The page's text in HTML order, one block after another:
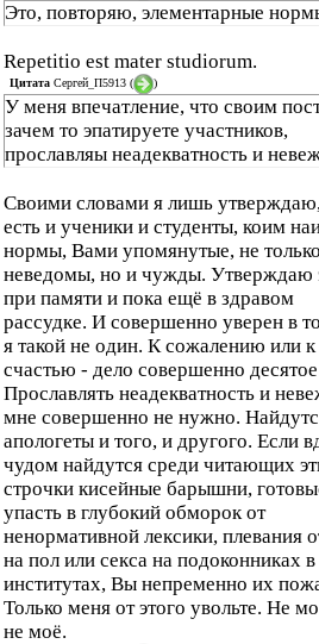
Это, повторяю, элементарные
Repetitio est mater studiorum.
Цитата Сергей_П5913 ( )
У меня впечатление, что своим
зачем то эпатируете участников,
прославляы неадекватность и
Своими словами я лишь
есть и ученики и студенты, коим
нормы, Вами упомянутые, не
неведомы, но и чужды. Утверждаю
при памяти и пока ещё в здравом
рассудке. И совершенно уверен в
я такой не один. К сожалению или к
счастью - дело совершенно
Прославлять неадекватность и
мне совершенно не нужно.
апологеты и того, и другого. Если
чудом найдутся среди читающих
строчки кисейные барышни,
упасть в глубокий обморок от
ненормативной лексики, плевания
на пол или секса на подоконниках в
институтах, Вы непременно их
Только меня от этого увольте. Не
не моё.